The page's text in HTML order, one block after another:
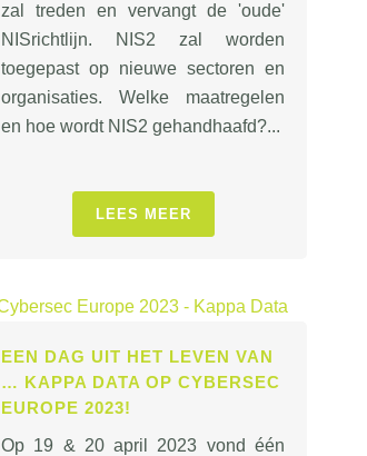
zal treden en vervangt de 'oude'
NISrichtlijn. NIS2 zal worden
toegepast op nieuwe sectoren en
organisaties. Welke maatregelen
en hoe wordt NIS2 gehandhaafd?...
LEES MEER
EEN DAG UIT HET LEVEN VAN
… KAPPA DATA OP CYBERSEC
EUROPE 2023!
Op 19 & 20 april 2023 vond één